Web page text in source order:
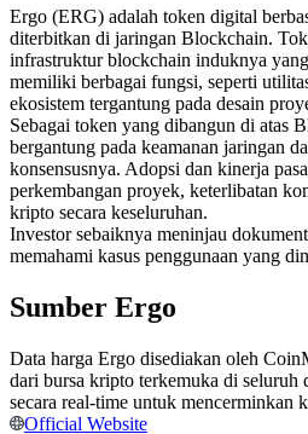
USDC Berjangka
Kontrak berjangka
Copy Trading
Ergo (ERG) adalah token digital
diterbitkan di jaringan Blockchain.
infrastruktur blockchain induknya
memiliki berbagai fungsi, seperti
ekosistem tergantung pada desain
Sebagai token yang dibangun di atas
bergantung pada keamanan jaringan
konsensusnya. Adopsi dan kinerja
perkembangan proyek, keterlibatan
kripto secara keseluruhan.
Investor sebaiknya meninjau
memahami kasus penggunaan yang
Sumber Ergo
Data harga Ergo disediakan oleh
dari bursa kripto terkemuka di seluruh
secara real-time untuk mencerminkan
Official Website